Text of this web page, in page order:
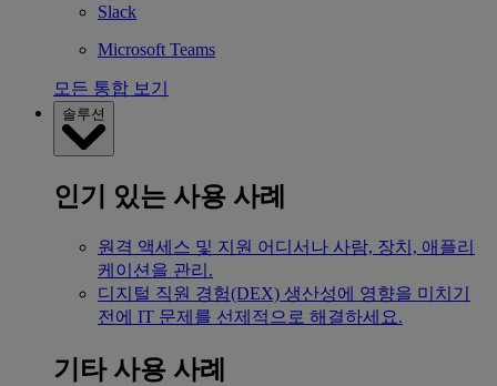
Slack
Microsoft Teams
모든 통합 보기
솔루션
인기 있는 사용 사례
원격 액세스 및 지원 어디서나 사람, 장치, 애플리
케이션을 관리.
디지털 직원 경험(DEX) 생산성에 영향을 미치기
전에 IT 문제를 선제적으로 해결하세요.
기타 사용 사례